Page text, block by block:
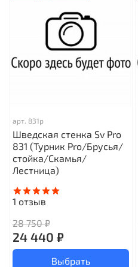
арт. 831р
Шведская стенка Sv Pro
831 (Турник Pro/Брусья/
стойка/Скамья/
Лестница)
1 отзыв
28 750 ₽
24 440 ₽
Выбрать